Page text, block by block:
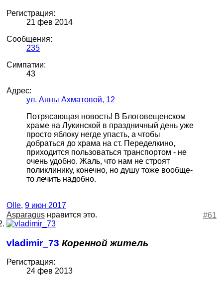
Регистрация:
21 фев 2014
Сообщения:
235
Симпатии:
43
Адрес:
ул. Анны Ахматовой, 12
Потрясающая новость! В Блоговещенском
храме на Лукинской в праздничный день уже
просто яблоку негде упасть, а чтобы
добраться до храма на ст. Переделкино,
приходится пользоваться транспортом - не
очень удобно. Жаль, что нам не строят
поликлинику, конечно, но душу тоже вообще-
то лечить надобно.
Olle, 9 июн 2017
#61
Asparagus нравится это.
vladimir_73 Коренной житель
Регистрация:
24 фев 2013